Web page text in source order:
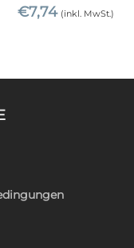
€7,74 (inkl. MwSt.)